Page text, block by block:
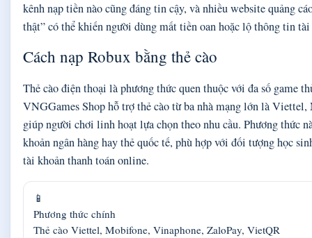
kênh nạp tiền nào cũng đáng tin cậy, và nhiều website quảng
thật” có thể khiến người dùng mất tiền oan hoặc lộ thông tin
Cách nạp Robux bằng thẻ cào
Thẻ cào điện thoại là phương thức quen thuộc với đa số game
VNGGames Shop hỗ trợ thẻ cào từ ba nhà mạng lớn là
giúp người chơi linh hoạt lựa chọn theo nhu cầu. Phương thức
khoản ngân hàng hay thẻ quốc tế, phù hợp với đối tượng học
tài khoản thanh toán online.
📱
Phương thức chính
Thẻ cào Viettel, Mobifone, Vinaphone, ZaloPay, VietQR